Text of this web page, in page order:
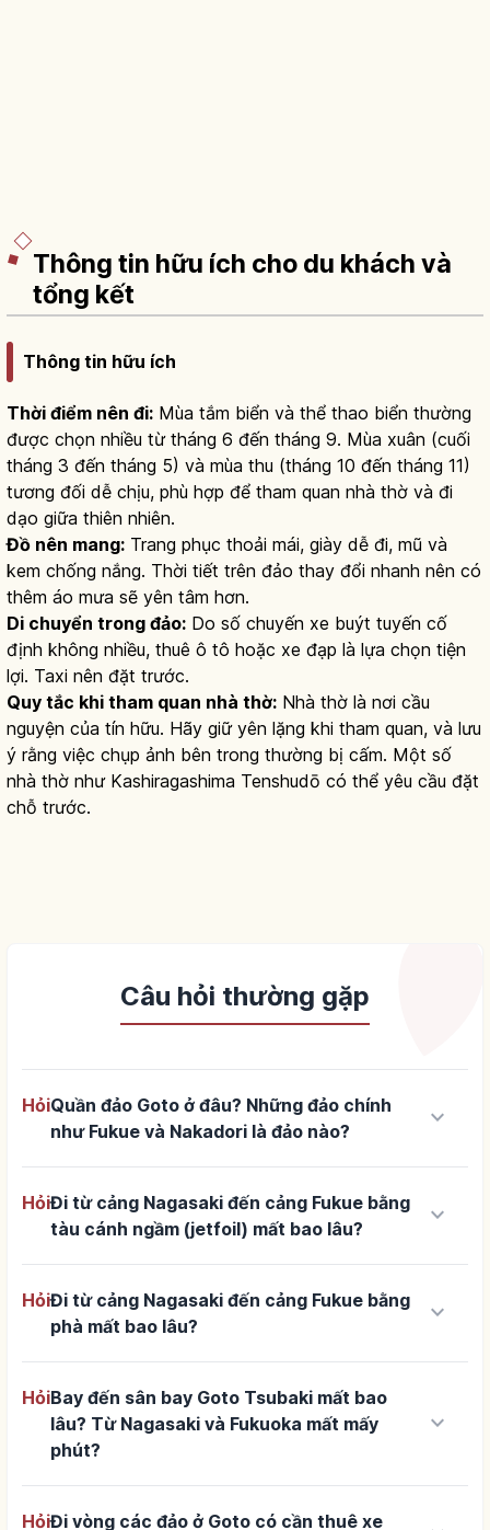
Thông tin hữu ích cho du khách và
tổng kết
Thông tin hữu ích
Thời điểm nên đi: Mùa tắm biển và thể thao biển thường
được chọn nhiều từ tháng 6 đến tháng 9. Mùa xuân (cuối
tháng 3 đến tháng 5) và mùa thu (tháng 10 đến tháng 11)
tương đối dễ chịu, phù hợp để tham quan nhà thờ và đi
dạo giữa thiên nhiên.
Đồ nên mang: Trang phục thoải mái, giày dễ đi, mũ và
kem chống nắng. Thời tiết trên đảo thay đổi nhanh nên có
thêm áo mưa sẽ yên tâm hơn.
Di chuyển trong đảo: Do số chuyến xe buýt tuyến cố
định không nhiều, thuê ô tô hoặc xe đạp là lựa chọn tiện
lợi. Taxi nên đặt trước.
Quy tắc khi tham quan nhà thờ: Nhà thờ là nơi cầu
nguyện của tín hữu. Hãy giữ yên lặng khi tham quan, và lưu
ý rằng việc chụp ảnh bên trong thường bị cấm. Một số
nhà thờ như Kashiragashima Tenshudō có thể yêu cầu đặt
chỗ trước.
Câu hỏi thường gặp
HỏiQuần đảo Goto ở đâu? Những đảo chính
như Fukue và Nakadori là đảo nào?
keyboard_arrow_down
HỏiĐi từ cảng Nagasaki đến cảng Fukue bằng
tàu cánh ngầm (jetfoil) mất bao lâu?
keyboard_arrow_down
HỏiĐi từ cảng Nagasaki đến cảng Fukue bằng
phà mất bao lâu?
keyboard_arrow_down
HỏiBay đến sân bay Goto Tsubaki mất bao
lâu? Từ Nagasaki và Fukuoka mất mấy
phút?
keyboard_arrow_down
HỏiĐi vòng các đảo ở Goto có cần thuê xe